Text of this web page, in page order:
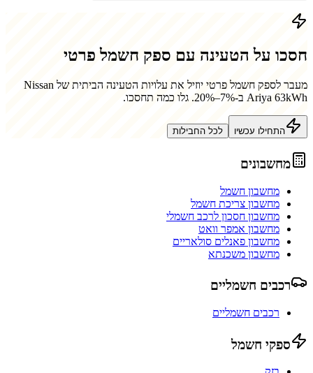
חסכו על הטעינה עם ספק חשמל פרטי
מעבר לספק חשמל פרטי יוזיל את עלויות הטעינה הביתית של Nissan
Ariya 63kWh ב-7%–20%. גלו כמה תחסכו.
התחילו עכשיו לכל החבילות
מחשבונים
מחשבון חשמל
מחשבון צריכת חשמל
מחשבון חסכון לרכב חשמלי
מחשבון אמפר וואט
מחשבון פאנלים סולאריים
מחשבון משכנתא
רכבים חשמליים
רכבים חשמליים
ספקי חשמל